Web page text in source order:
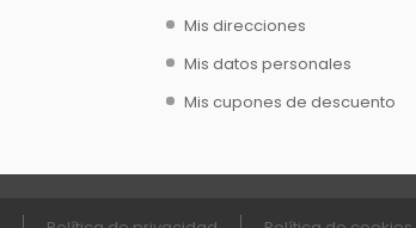
Mis direcciones
Mis datos personales
Mis cupones de descuento